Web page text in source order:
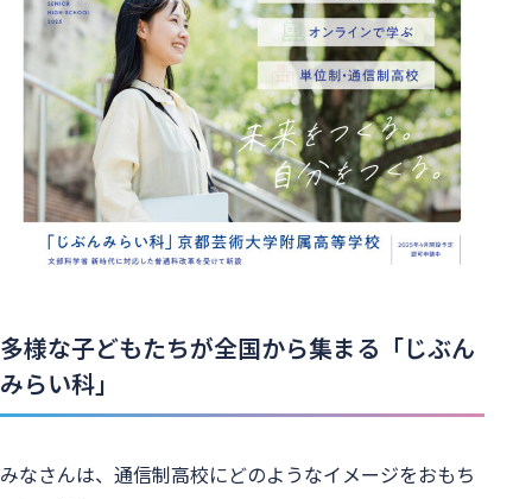
多様な子どもたちが全国から集まる「じぶん
みらい科」
みなさんは、通信制高校にどのようなイメージをおもち